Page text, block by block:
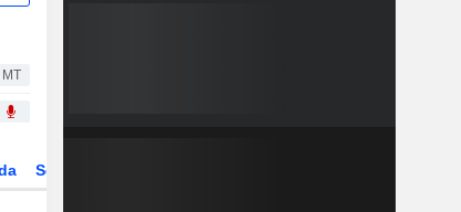
MT
Secteur